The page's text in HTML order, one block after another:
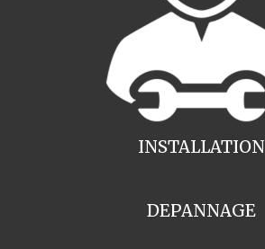
INSTALLATION
DEPANNAGE